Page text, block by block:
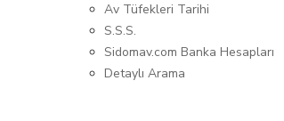
Av Tüfekleri Tarihi
S.S.S.
Sidomav.com Banka Hesapları
Detaylı Arama